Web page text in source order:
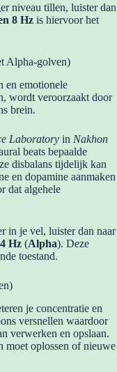
niveau tillen, luister dan
8 Hz is hiervoor het
Alpha-golven)
en emotionele
wordt veroorzaakt door
brein.
Laboratory in Nakhon
beats bepaalde
disbalans tijdelijk kan
en dopamine aanmaken
dat algehele
in je vel, luister dan naar
Hz (Alpha). Deze
toestand.
je concentratie en
versnellen waardoor
verwerken en opslaan.
moet oplossen of nieuwe